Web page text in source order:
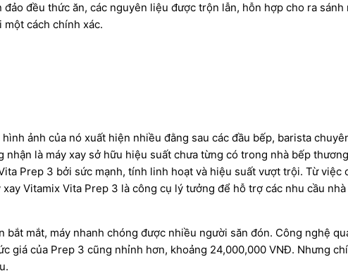
đều thức ăn, các nguyên liệu được trộn lẫn, hỗn hợp cho ra sánh
một cách chính xác.
ảnh của nó xuất hiện nhiều đằng sau các đầu bếp, barista
nhận là máy xay sở hữu hiệu suất chưa từng có trong nhà bếp
Prep 3 bởi sức mạnh, tính linh hoạt và hiệu suất vượt trội. Từ việc
Vitamix Vita Prep 3 là công cụ lý tưởng để hỗ trợ các nhu cầu
mắt, máy nhanh chóng được nhiều người săn đón. Công nghệ
giá của Prep 3 cũng nhỉnh hơn, khoảng 24,000,000 VNĐ. Nhưng